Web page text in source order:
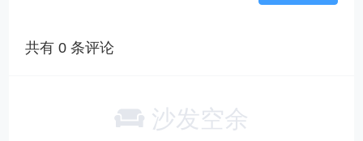
共有0 条评论
沙发空余